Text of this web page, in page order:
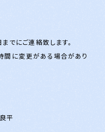
でにご連絡致します。
間に変更がある場合があり
平